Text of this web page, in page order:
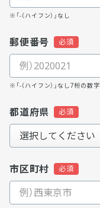
※「-（ハイフン）」なし
郵便番号
※「-（ハイフン）」なし7桁の数字
都道府県
市区町村